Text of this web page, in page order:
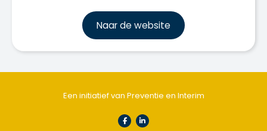
Naar de website
Een initiatief van Preventie en Interim